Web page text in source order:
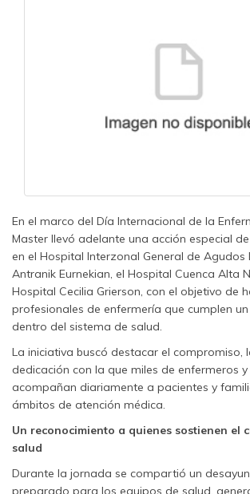
En el marco del Día Internacional de la
Master llevó adelante una acción especial
en el Hospital Interzonal General de Agudos
Antranik Eurnekian, el Hospital Cuenca Alta
Hospital Cecilia Grierson, con el objetivo de
profesionales de enfermería que cumplen
dentro del sistema de salud.
La iniciativa buscó destacar el compromiso,
dedicación con la que miles de enfermeros
acompañan diariamente a pacientes y
ámbitos de atención médica.
Un reconocimiento a quienes sostienen el
salud
Durante la jornada se compartió un
preparado para los equipos de salud,